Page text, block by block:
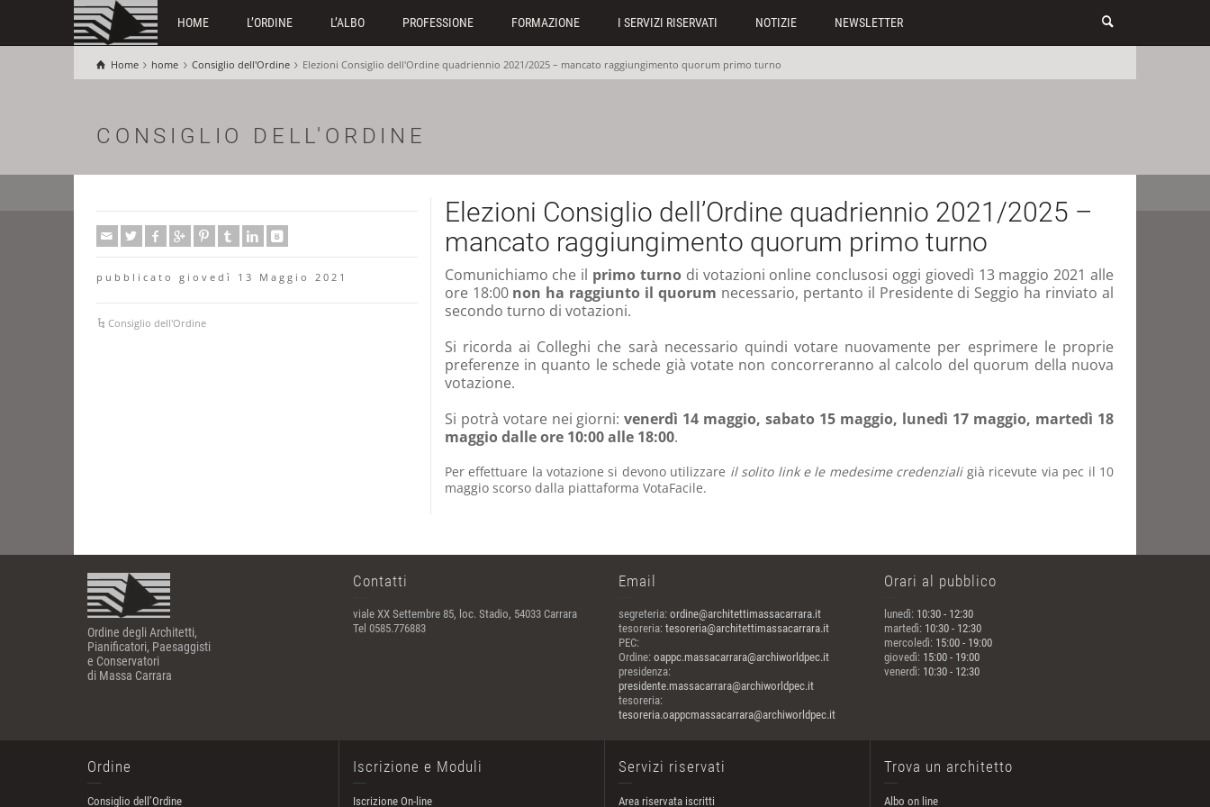
HOME L’ORDINE L’ALBO PROFESSIONE FORMAZIONE I SERVIZI RISERVATI NOTIZIE NEWSLETTER
Home home Consiglio dell'Ordine Elezioni Consiglio dell'Ordine quadriennio 2021/2025 – mancato raggiungimento quorum primo turno
CONSIGLIO DELL'ORDINE
pubblicato giovedì 13 Maggio 2021
Consiglio dell'Ordine
Elezioni Consiglio dell’Ordine quadriennio 2021/2025 –
mancato raggiungimento quorum primo turno
Comunichiamo che il primo turnodi votazioni online conclusosi oggi giovedì 13 maggio 2021 alle
ore 18:00 non ha raggiunto il quorum necessario, pertanto il Presidente di Seggio ha rinviato al
secondo turno di votazioni.
Si ricorda ai Colleghi che sarà necessario quindi votare nuovamente per esprimere le proprie
preferenze in quanto le schede già votate non concorreranno al calcolo del quorum della nuova
votazione.
Si potrà votare nei giorni:venerdì 14 maggio, sabato 15 maggio, lunedì 17 maggio, martedì 18
maggio dalle ore 10:00 alle 18:00.
Per effettuare la votazione si devono utilizzare il solito link e le medesime credenzialigià ricevute via pec il 10
maggio scorso dalla piattaforma VotaFacile.
Ordine degli Architetti,
Pianificatori, Paesaggisti
e Conservatori
di Massa Carrara
Contatti
viale XX Settembre 85, loc. Stadio, 54033 Carrara
Tel 0585.776883
Email
segreteria: ordine@architettimassacarrara.it
tesoreria: tesoreria@architettimassacarrara.it
PEC:
Ordine: oappc.massacarrara@archiworldpec.it
presidenza:
presidente.massacarrara@archiworldpec.it
tesoreria:
tesoreria.oappcmassacarrara@archiworldpec.it
Orari al pubblico
lunedì: 10:30 - 12:30
martedì: 10:30 - 12:30
mercoledì: 15:00 - 19:00
giovedì: 15:00 - 19:00
venerdì: 10:30 - 12:30
Ordine
Consiglio dell’Ordine
Iscrizione e Moduli
Iscrizione On-line
Servizi riservati
Area riservata iscritti
Trova un architetto
Albo on line